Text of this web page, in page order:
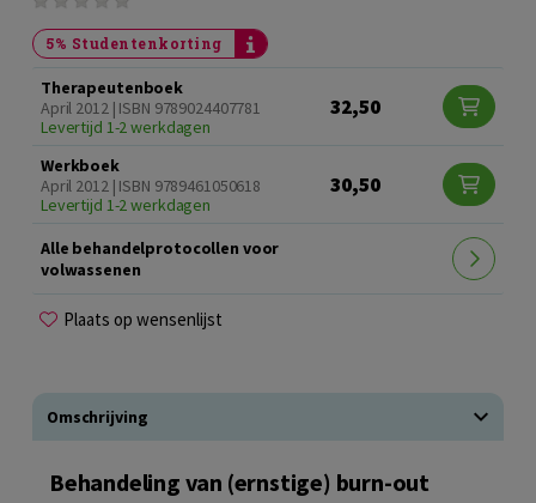
5% Studentenkorting
Therapeutenboek
April 2012 | ISBN 9789024407781
Levertijd 1-2 werkdagen
32,50
Werkboek
April 2012 | ISBN 9789461050618
Levertijd 1-2 werkdagen
30,50
Alle behandelprotocollen voor
volwassenen
Plaats op wensenlijst
Omschrijving
Behandeling van (ernstige) burn-out